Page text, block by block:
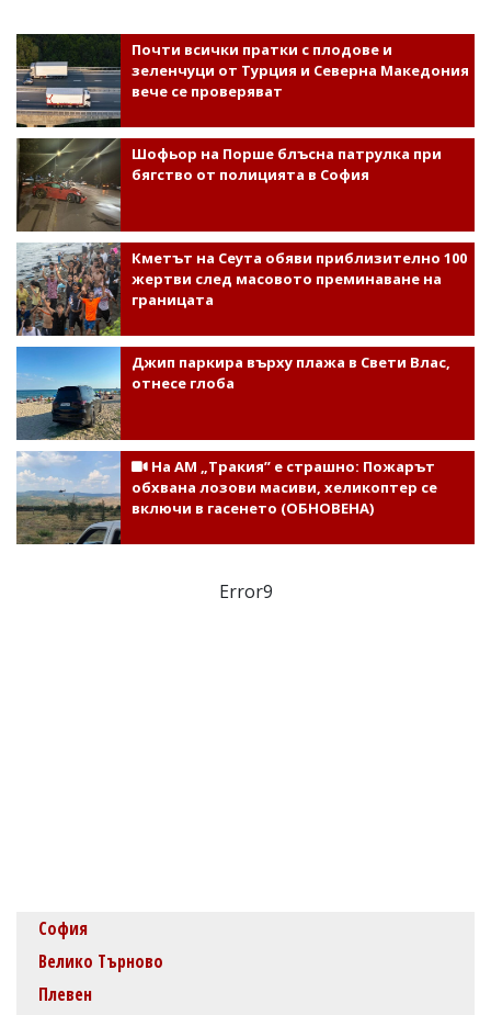
Почти всички пратки с плодове и
зеленчуци от Турция и Северна Македония
вече се проверяват
Шофьор на Порше блъсна патрулка при
бягство от полицията в София
Кметът на Сеута обяви приблизително 100
жертви след масовото преминаване на
границата
Джип паркира върху плажа в Свети Влас,
отнесе глоба
На АМ „Тракия” е страшно: Пожарът
обхвана лозови масиви, хеликоптер се
включи в гасенето (ОБНОВЕНА)
Error9
София
Велико Търново
Плевен